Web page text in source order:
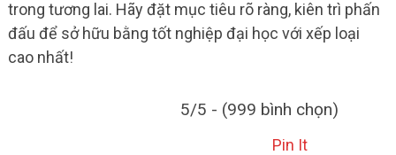
trong tương lai. Hãy đặt mục tiêu rõ ràng, kiên trì phấn
đấu để sở hữu bằng tốt nghiệp đại học với xếp loại
cao nhất!
5/5 - (999 bình chọn)
Pin It